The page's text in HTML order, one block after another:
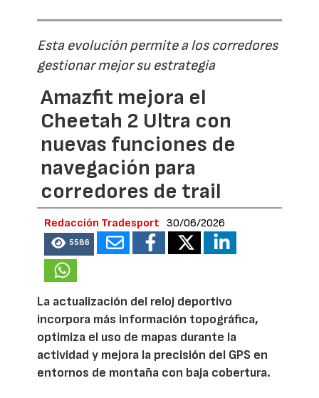
Esta evolución permite a los corredores
gestionar mejor su estrategia
Amazfit mejora el
Cheetah 2 Ultra con
nuevas funciones de
navegación para
corredores de trail
Redacción Tradesport 30/06/2026
5586
La actualización del reloj deportivo
incorpora más información topográfica,
optimiza el uso de mapas durante la
actividad y mejora la precisión del GPS en
entornos de montaña con baja cobertura.